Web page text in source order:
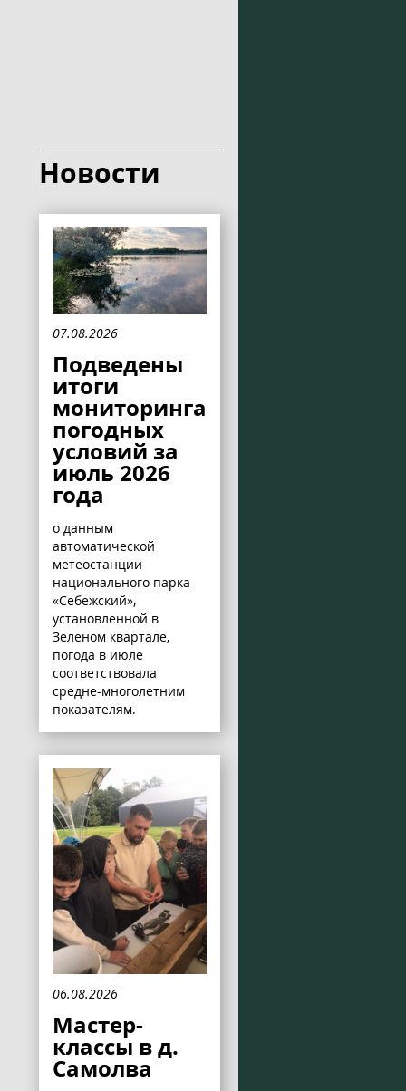
Новости
07.08.2026
Подведены
итоги
мониторинга
погодных
условий за
июль 2026
года
о данным
автоматической
метеостанции
национального парка
«Себежский»,
установленной в
Зеленом квартале,
погода в июле
соответствовала
средне-многолетним
показателям.
06.08.2026
Мастер-
классы в д.
Самолва